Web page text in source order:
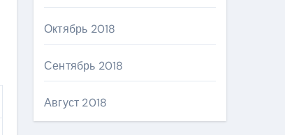
Октябрь 2018
Сентябрь 2018
Август 2018